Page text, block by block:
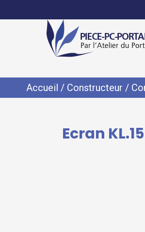
Accueil / Constructeur /
Ecran